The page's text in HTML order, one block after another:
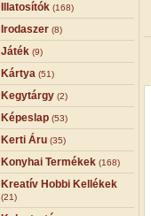
Illatosítók (168)
Irodaszer (8)
Játék (9)
Kártya (51)
Kegytárgy (2)
Képeslap (53)
Kerti Áru (35)
Konyhai Termékek (168)
Kreatív Hobbi Kellékek
(21)